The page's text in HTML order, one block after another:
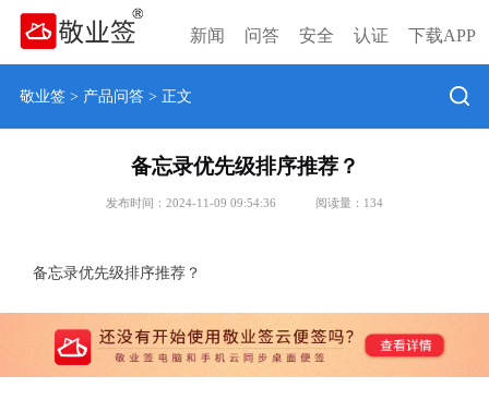
新闻 问答 安全 认证 下载APP
敬业签> 产品问答> 正文
备忘录优先级排序推荐？
发布时间：2024-11-09 09:54:36 阅读量： 134
备忘录优先级排序推荐？